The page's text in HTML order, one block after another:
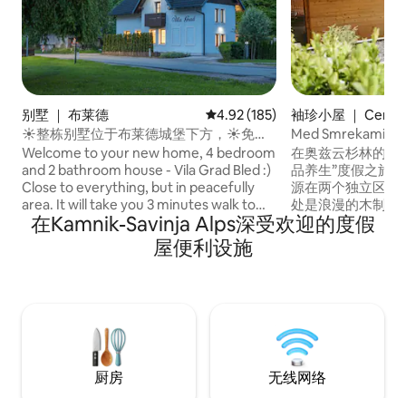
别墅 ｜ 布莱德 平均评分 4.92 分（满分 5 分），
4.92 (185)
☀整栋别墅位于布莱德城堡下方，☀免费
自行车和桑拿
Welcome to your new home, 4 bedroom
and 2 bathroom house - Vila Grad Bled :)
Close to everything, but in peacefully
area. It will take you 3 minutes walk to
old center of Bled, 6 minutes walk to lake
Bled, a few minutes walk to Bled castle.
There are some bikes free of charge to
spaces.. Just cross the road and there is
a big kids playground, you can watch
them from house :)
袖珍小屋 ｜
njskem
Med Smrekami |
在奥兹云杉林的中
品养生”度假之旅
源在两个独立区域
处是浪漫的木制小
高档按摩椅和床上
起居套间，配备独
RNO ID：108171
在Kamnik-Savinja Alps深受欢迎的度假
屋便利设施
厨房 无线网络